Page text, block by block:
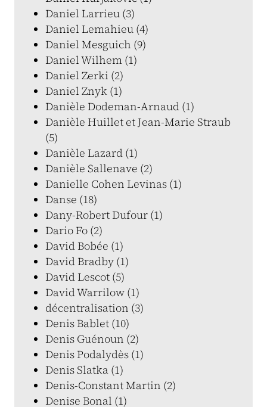
Daniel Larrieu (3)
Daniel Lemahieu (4)
Daniel Mesguich (9)
Daniel Wilhem (1)
Daniel Zerki (2)
Daniel Znyk (1)
Danièle Dodeman-Arnaud (1)
Danièle Huillet et Jean-Marie Straub
(5)
Danièle Lazard (1)
Danièle Sallenave (2)
Danielle Cohen Levinas (1)
Danse (18)
Dany-Robert Dufour (1)
Dario Fo (2)
David Bobée (1)
David Bradby (1)
David Lescot (5)
David Warrilow (1)
décentralisation (3)
Denis Bablet (10)
Denis Guénoun (2)
Denis Podalydès (1)
Denis Slatka (1)
Denis-Constant Martin (2)
Denise Bonal (1)